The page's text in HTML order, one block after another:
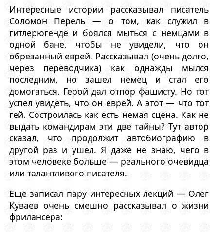
Интересные истории рассказывал писатель
Соломон Перель — о том, как служил в
гитлерюгенде и боялся мыться с немцами в
одной бане, чтобы не увидели, что он
обрезанный еврей. Рассказывал (очень долго,
через переводчика) как однажды мылся
последним, но зашел немец и стал его
домогаться. Герой дал отпор фашисту. Но тот
успел увидеть, что он еврей. А этот — что тот
гей. Состроилась как есть немая сцена. Как не
выдать командирам эти две тайны? Тут автор
сказал, что продолжит автобиографию в
другой раз и ушел. Я даже не знаю, чего в
этом человеке больше — реального очевидца
или талантливого писателя.
Еще записал пару интересных лекций — Олег
Куваев очень смешно рассказывал о жизни
фрилансера: